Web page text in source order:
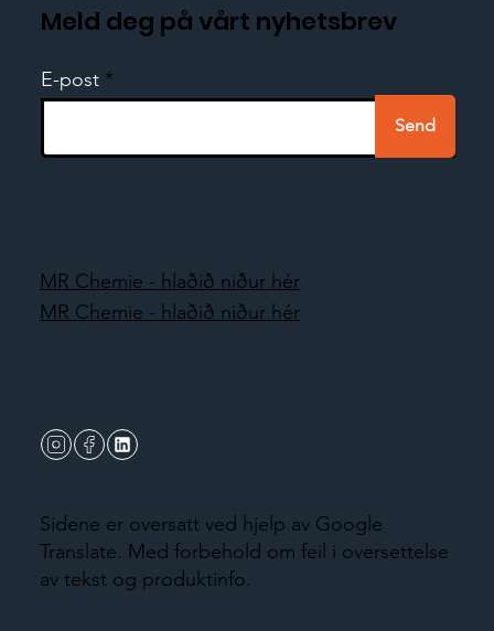
Meld deg på vårt nyhetsbrev
E-post
Send
Sidene er oversatt ved hjelp av Google
Translate. Med forbehold om feil i oversettelse
av tekst og produktinfo.
MR Chemie - hlaðið niður hér
MR Chemie - hlaðið niður hér